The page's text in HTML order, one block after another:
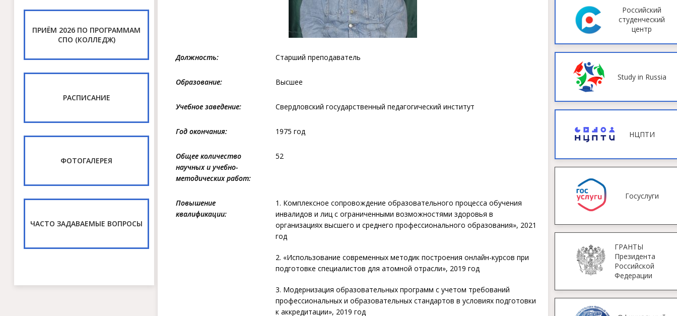
ПРИЁМ 2026 ПО ПРОГРАММАМ
СПО (КОЛЛЕДЖ)
РАСПИСАНИЕ
ФОТОГАЛЕРЕЯ
ЧАСТО ЗАДАВАЕМЫЕ ВОПРОСЫ
Должность: Старший преподаватель
Образование: Высшее
Учебное заведение: Свердловский государственный педагогический институт
Год окончания: 1975 год
Общее количество
научных и учебно-
методических работ:
52
Повышение
квалификации:
1. Комплексное сопровождение образовательного процесса обучения
инвалидов и лиц с ограниченными возможностями здоровья в
организациях высшего и среднего профессионального образования», 2021
год
2. «Использование современных методик построения онлайн-курсов при
подготовке специалистов для атомной отрасли», 2019 год
3. Модернизация образовательных программ с учетом требований
профессиональных и образовательных стандартов в условиях подготовки
к аккредитации», 2019 год
Российский
студенческий
центр
Study in Russia
НЦПТИ
Госуслуги
ГРАНТЫ
Президента
Российской
Федерации